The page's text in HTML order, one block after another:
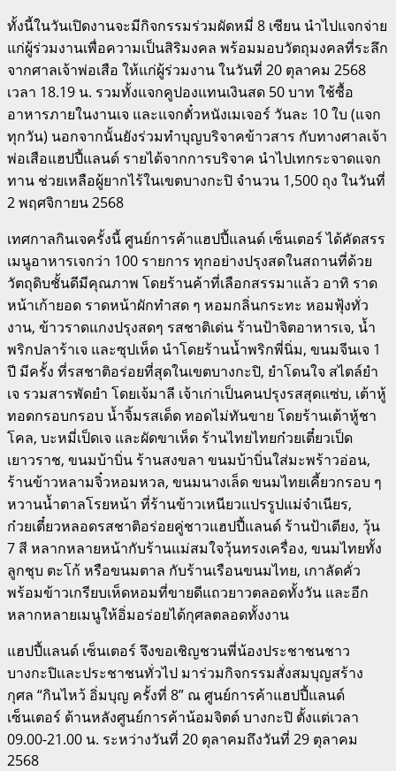
ทั้งนี้ในวันเปิดงานจะมีกิจกรรมร่วมผัดหมี่ 8 เซียน นำไปแจกจ่าย
แก่ผู้ร่วมงานเพื่อความเป็นสิริมงคล พร้อมมอบวัตถุมงคลที่ระลึก
จากศาลเจ้าพ่อเสือ ให้แก่ผู้ร่วมงาน ในวันที่ 20 ตุลาคม 2568
เวลา 18.19 น. รวมทั้งแจกคูปองแทนเงินสด 50 บาท ใช้ซื้อ
อาหารภายในงานเจ และแจกตั๋วหนังเมเจอร์ วันละ 10 ใบ (แจก
ทุกวัน) นอกจากนั้นยังร่วมทำบุญบริจาคข้าวสาร กับทางศาลเจ้า
พ่อเสือแฮปปี้แลนด์ รายได้จากการบริจาค นำไปเทกระจาดแจก
ทาน ช่วยเหลือผู้ยากไร้ในเขตบางกะปิ จำนวน 1,500 ถุง ในวันที่
2 พฤศจิกายน 2568
เทศกาลกินเจครั้งนี้ ศูนย์การค้าแฮปปี้แลนด์ เซ็นเตอร์ ได้คัดสรร
เมนูอาหารเจกว่า 100 รายการ ทุกอย่างปรุงสดในสถานที่ด้วย
วัตถุดิบชั้นดีมีคุณภาพ โดยร้านค้าที่เลือกสรรมาแล้ว อาทิ ราด
หน้าเก้ายอด ราดหน้าผักทำสด ๆ หอมกลิ่นกระทะ หอมฟุ้งทั่ว
งาน, ข้าวราดแกงปรุงสดๆ รสชาติเด่น ร้านป้าจิตอาหารเจ, น้ำ
พริกปลาร้าเจ และซุปเห็ด นำโดยร้านน้ำพริกพี่นิ่ม, ขนมจีนเจ 1
ปี มีครั้ง ที่รสชาติอร่อยที่สุดในเขตบางกะปิ, ยำโดนใจ สไตล์ยำ
เจ รวมสารพัดยำ โดยเจ้มาลี เจ้าเก่าเป็นคนปรุงรสสุดแซ่บ, เต้าหู้
ทอดกรอบกรอบ น้ำจิ้มรสเด็ด ทอดไม่ทันขาย โดยร้านเต้าหู้ชา
โคล, บะหมี่เป็ดเจ และผัดขาเห็ด ร้านไทยไทยก๋วยเตี๋ยวเป็ด
เยาวราช, ขนมบ้าบิ่น ร้านสงขลา ขนมบ้าบิ่นใส่มะพร้าวอ่อน,
ร้านข้าวหลามจิ๋วหอมหวล, ขนมนางเล็ด ขนมไทยเคี้ยวกรอบ ๆ
หวานน้ำตาลโรยหน้า ที่ร้านข้าวเหนียวแปรรูปแม่จำเนียร,
ก๋วยเตี๋ยวหลอดรสชาติอร่อยคู่ชาวแฮปปี้แลนด์ ร้านป้าเตียง, วุ้น
7 สี หลากหลายหน้ากับร้านแม่สมใจวุ้นทรงเครื่อง, ขนมไทยทั้ง
ลูกชุบ ตะโก้ หรือขนมตาล กับร้านเรือนขนมไทย, เกาลัดคั่ว
พร้อมข้าวเกรียบเห็ดหอมที่ขายดีแถวยาวตลอดทั้งวัน และอีก
หลากหลายเมนูให้อิ่มอร่อยได้กุศลตลอดทั้งงาน
แฮปปี้แลนด์ เซ็นเตอร์ จึงขอเชิญชวนพี่น้องประชาชนชาว
บางกะปิและประชาชนทั่วไป มาร่วมกิจกรรมสั่งสมบุญสร้าง
กุศล “กินไหว้ อิ่มบุญ ครั้งที่ 8” ณ ศูนย์การค้าแฮปปี้แลนด์
เซ็นเตอร์ ด้านหลังศูนย์การค้าน้อมจิตต์ บางกะปิ ตั้งแต่เวลา
09.00-21.00 น. ระหว่างวันที่ 20 ตุลาคมถึงวันที่ 29 ตุลาคม
2568